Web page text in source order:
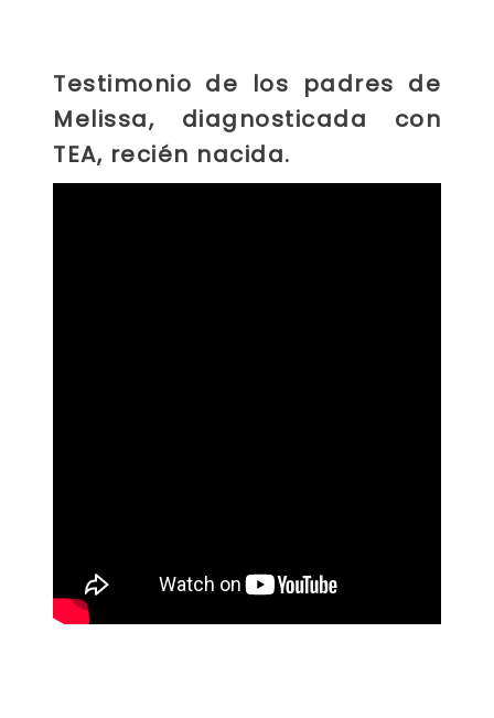
Testimonio de los padres de
Melissa, diagnosticada con
TEA, recién nacida.